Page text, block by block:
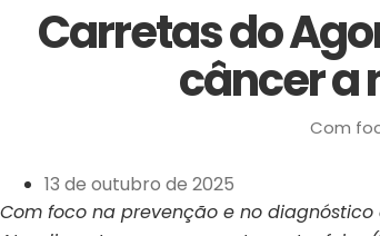
Carretas do
câncer a
Com
13 de outubro de 2025
Com foco na prevenção e no